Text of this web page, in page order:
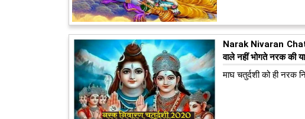
Narak Nivaran
वाले नहीं भोगते नरक की
माघ चतुर्दशी को ही नरक